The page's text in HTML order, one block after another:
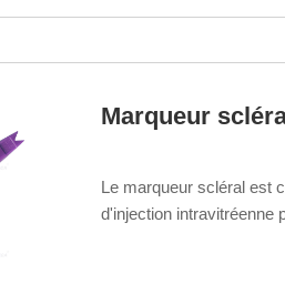
Marqueur
Le marqueur scléral est
d'injection intravitréenne